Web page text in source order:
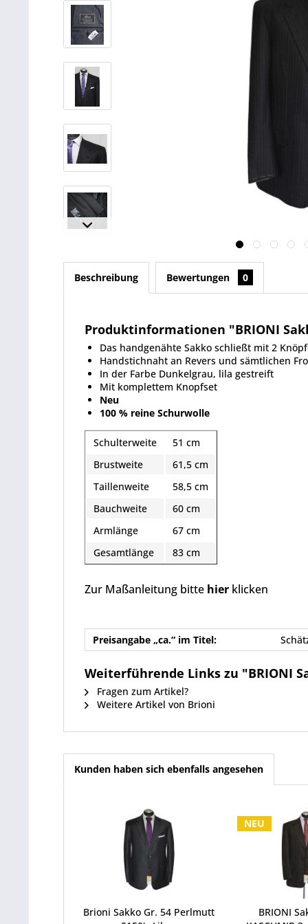
Beschreibung Bewertungen 0
Produktinformationen "BRIONI
Das handgenähte Sakko schließt mit 2
Handstichnaht an Revers und sämtlichen
In der Farbe Dunkelgrau, lila gestreift
Mit komplettem Knopfset
Neu
100 % reine Schurwolle
Schulterweite
51 cm
Brustweite
61,5 cm
Taillenweite
58,5 cm
Bauchweite
60 cm
Armlänge
67 cm
Gesamtlänge
83 cm
Zur Maßanleitung bitte hier klicken
Preisangabe „ca.“ im Titel:
Weiterführende Links zu "BRIONI
Fragen zum Artikel?
Weitere Artikel von Brioni
Kunden haben sich ebenfalls angesehen
Brioni Sakko Gr. 54 Perlmutt
NEU
BRIONI